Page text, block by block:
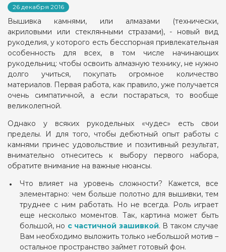
26 декабря 2016
Вышивка камнями, или алмазами (технически,
акриловыми или стеклянными стразами), - новый вид
рукоделия, у которого есть бесспорная привлекательная
особенность для всех, в том числе начинающих
рукодельниц: чтобы освоить алмазную технику, не нужно
долго учиться, покупать огромное количество
материалов. Первая работа, как правило, уже получается
очень симпатичной, а если постараться, то вообще
великолепной.
Однако у всяких рукодельных «чудес» есть свои
пределы. И для того, чтобы дебютный опыт работы с
камнями принес удовольствие и позитивный результат,
внимательно отнеситесь к выбору первого набора,
обратите внимание на важные нюансы.
Что влияет на уровень сложности? Кажется, все
элементарно: чем больше полотно для вышивки, тем
труднее с ним работать. Но не всегда. Роль играет
еще несколько моментов. Так, картина может быть
большой, но с частичной зашивкой. В таком случае
Вам необходимо выложить только небольшой мотив –
остальное пространство займет готовый фон.